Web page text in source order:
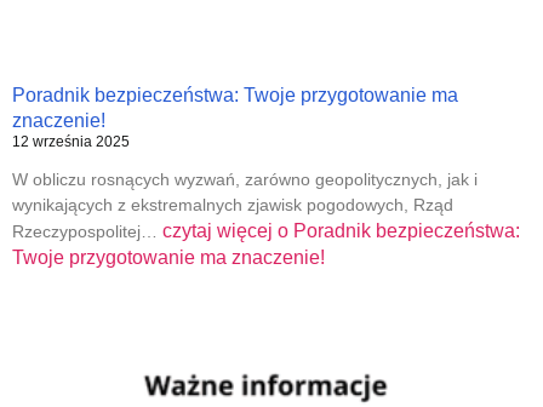
Poradnik bezpieczeństwa: Twoje przygotowanie ma
znaczenie!
12 września 2025
W obliczu rosnących wyzwań, zarówno geopolitycznych, jak i
wynikających z ekstremalnych zjawisk pogodowych, Rząd
Rzeczypospolitej… czytaj więcej o Poradnik bezpieczeństwa:
Twoje przygotowanie ma znaczenie!